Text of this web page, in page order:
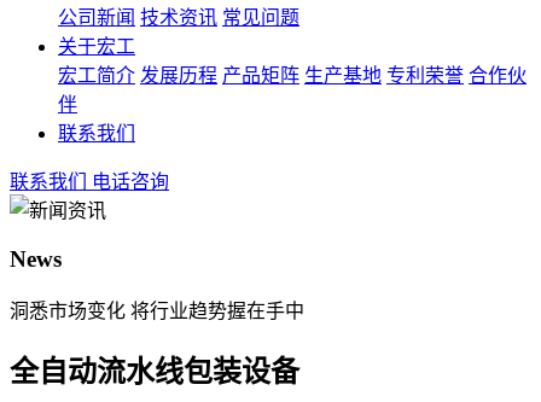
公司新闻 技术资讯 常见问题
关于宏工
宏工简介 发展历程 产品矩阵 生产基地 专利荣誉 合作伙
伴
联系我们
联系我们 电话咨询
News
洞悉市场变化 将行业趋势握在手中
全自动流水线包装设备